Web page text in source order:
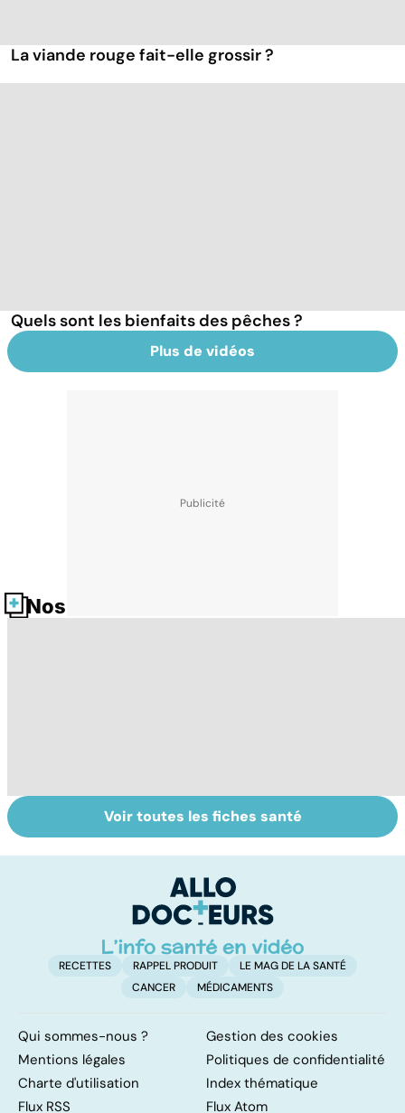
La viande rouge fait-elle grossir ?
Quels sont les bienfaits des pêches ?
Plus de vidéos
Nos fiches santé
Le magnésium,
un oligo-élément
Intestin irritable :
le régime
solution ?
Voir toutes les fiches santé
RECETTES RAPPEL PRODUIT
LE MAG DE LA SANTÉ
CANCER
MÉDICAMENTS
Qui sommes-nous ?
Gestion des cookies
Mentions légales
Politiques de confidentialité
Charte d'utilisation
Index thématique
Flux RSS
Flux Atom